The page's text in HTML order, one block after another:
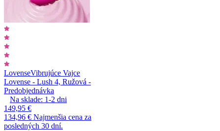
LovenseVibrujúce Vajce
Lovense - Lush 4, Ružová -
Predobjednávka
Na sklade: 1-2 dni
149,95 €
134,96 € Najmenšia cena za
posledných 30 dní.